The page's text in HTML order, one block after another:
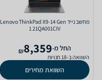
מחשב נייד Lenovo ThinkPad X9-14 Gen
1 21QA001CIV
‫החל מ-8,359
₪
השוואה ב-18 חנויות
השוואת מחירים